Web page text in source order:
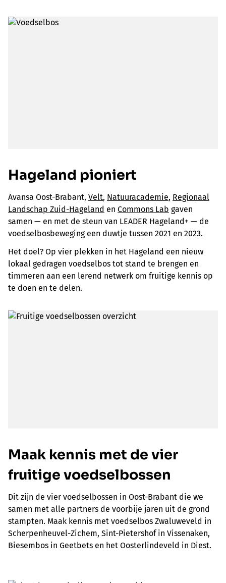
Hageland pioniert
Avansa Oost-Brabant, Velt, Natuuracademie, Regionaal
Landschap Zuid-Hageland en Commons Lab gaven
samen — en met de steun van LEADER Hageland+ — de
voedselbosbeweging een duwtje tussen 2021 en 2023.
Het doel? Op vier plekken in het Hageland een nieuw
lokaal gedragen voedselbos tot stand te brengen en
timmeren aan een lerend netwerk om fruitige kennis op
te doen en te delen.
Maak kennis met de vier
fruitige voedselbossen
Dit zijn de vier voedselbossen in Oost-Brabant die we
samen met alle partners de voorbije jaren uit de grond
stampten. Maak kennis met voedselbos Zwaluweveld in
Scherpenheuvel-Zichem, Sint-Pietershof in Vissenaken,
Biesembos in Geetbets en het Oosterlindeveld in Diest.